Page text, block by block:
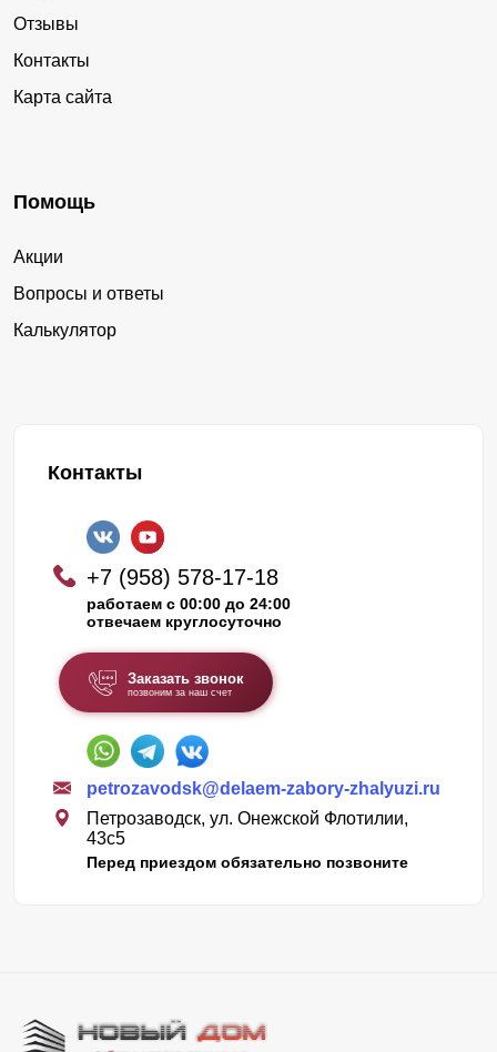
Отзывы
Контакты
Карта сайта
Помощь
Акции
Вопросы и ответы
Калькулятор
Контакты
+7 (958) 578-17-18
работаем с 00:00 до 24:00
отвечаем круглосуточно
Заказать звонок
позвоним за наш счет
petrozavodsk@delaem-zabory-zhalyuzi.ru
Петрозаводск, ул. Онежской Флотилии,
43c5
Перед приездом обязательно позвоните